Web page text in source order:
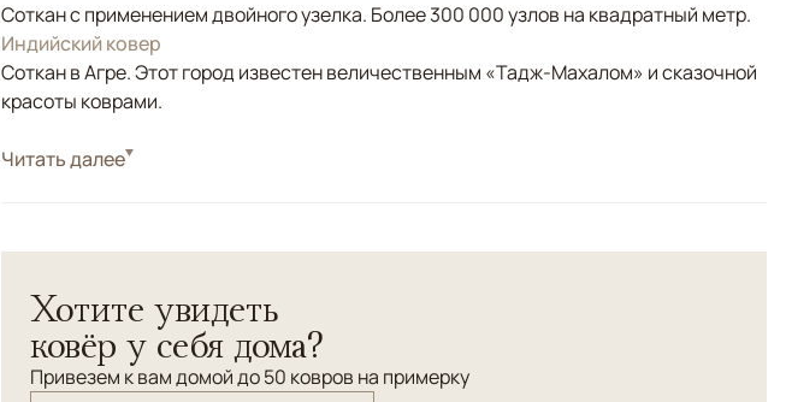
Соткан с применением двойного узелка. Более 300 000 узлов на квадратный метр.
Индийский ковер
Соткан в Агре. Этот город известен величественным «Тадж-Махалом» и сказочной
красоты коврами.
СтильКлассические
УзорыРастительный
Читать далее
Хотите увидеть
ковёр у себя дома?
Привезем к вам домой до 50 ковров на примерку